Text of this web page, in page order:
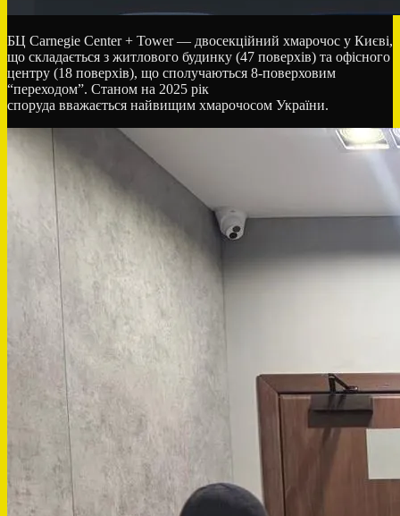
БЦ Carnegie Center + Tower — двосекційний хмарочос у Києві,
що складається з житлового будинку (47 поверхів) та офісного
центру (18 поверхів), що сполучаються 8-поверховим
“переходом”. Станом на 2025 рік
споруда вважається найвищим хмарочосом України.